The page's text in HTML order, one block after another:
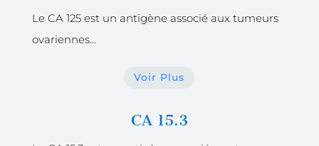
Le CA 125 est un antigène associé aux tumeurs
ovariennes...
Voir Plus
CA 15.3